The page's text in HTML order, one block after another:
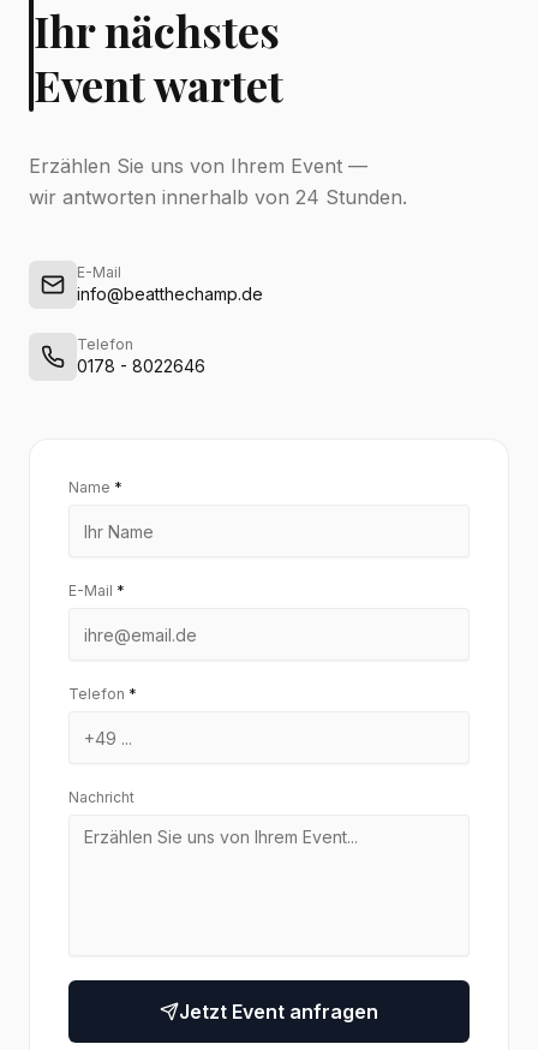
Ihr nächstes
Event wartet
Erzählen Sie uns von Ihrem Event —
wir antworten innerhalb von 24 Stunden.
E-Mail
info@beatthechamp.de
Telefon
0178 - 8022646
Name *
E-Mail *
Telefon *
Nachricht
Jetzt Event anfragen